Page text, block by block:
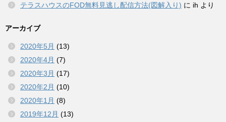
テラスハウスのFOD無料見逃し配信方法(図解入り) に ih より
アーカイブ
2020年5月 (13)
2020年4月 (7)
2020年3月 (17)
2020年2月 (10)
2020年1月 (8)
2019年12月 (13)